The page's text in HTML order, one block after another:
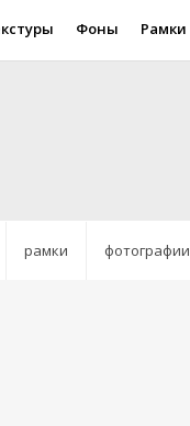
Фоны Рамки
рамки фотографии